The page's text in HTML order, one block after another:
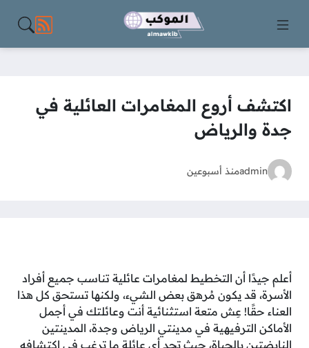
مواقع
اكتشف أروع المغامرات العائلية في
جدة والرياض
adminمنذ أسبوعين
أعلم جيدًا أن التخطيط لمغامرات عائلية تناسب جميع أفراد
الأسرة، قد يكون مُرهق بعض الشيء، ولكنها تستحق كل هذا
العناء حقًا! عِش متعة استثنائية أنت وعائلتك في أجمل
الأماكن الترفيهية في مدينتي الرياض وجدة، المدينتين
النابضتين بالحياة، حيث تجد أي عائلة ما ترغب في اكتشافه